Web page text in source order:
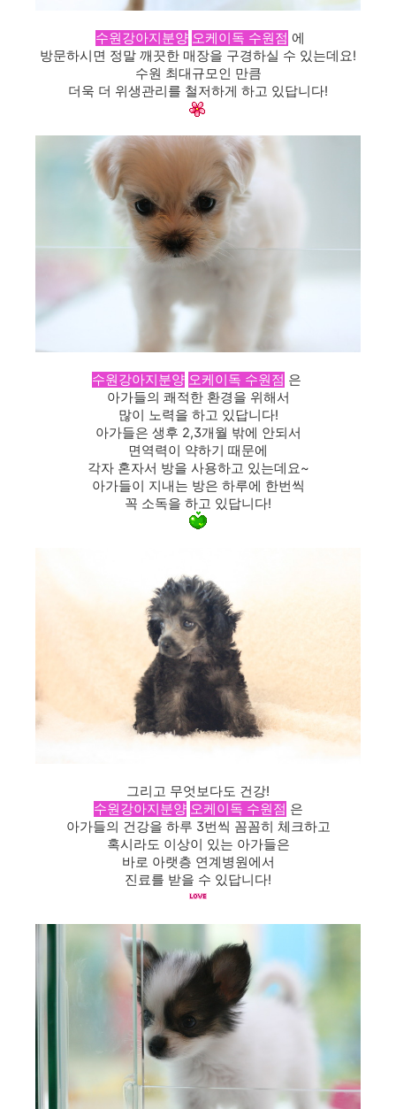
수원강아지분양 오케이독 수원점 에
방문하시면 정말 깨끗한 매장을 구경하실 수 있는데요!
수원 최대규모인 만큼
더욱 더 위생관리를 철저하게 하고 있답니다!
수원강아지분양 오케이독 수원점 은
아가들의 쾌적한 환경을 위해서
많이 노력을 하고 있답니다!
아가들은 생후 2,3개월 밖에 안되서
면역력이 약하기 때문에
각자 혼자서 방을 사용하고 있는데요~
아가들이 지내는 방은 하루에 한번씩
꼭 소독을 하고 있답니다!
그리고 무엇보다도 건강!
수원강아지분양 오케이독 수원점 은
아가들의 건강을 하루 3번씩 꼼꼼히 체크하고
혹시라도 이상이 있는 아가들은
바로 아랫층 연계병원에서
진료를 받을 수 있답니다!